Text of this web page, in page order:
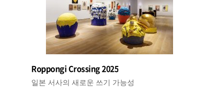
Roppongi Crossing 2025
일본 서사의 새로운 쓰기 가능성